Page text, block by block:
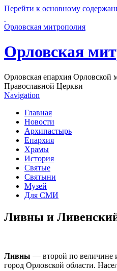
Перейти к основному
Орловская митрополия
Орловская
Орловская епархия Орловской
Православной Церкви
Navigation
Главная
Новости
Архипастырь
Епархия
Храмы
История
Святые
Святыни
Музей
Для СМИ
Ливны и
Ливны — второй по величине
город Орловской области.